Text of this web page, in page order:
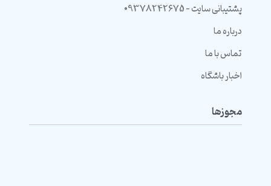
پشتیبانی سایت - 09378242675
درباره ما
تماس با ما
اخبار باشگاه
مجوزها